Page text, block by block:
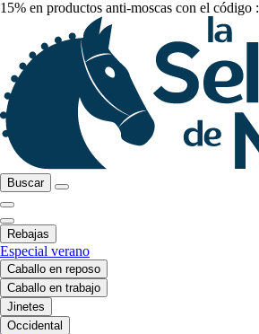
15% en productos anti-moscas con el código :
Buscar
Rebajas
Especial verano
Caballo en reposo
Caballo en trabajo
Jinetes
Occidental